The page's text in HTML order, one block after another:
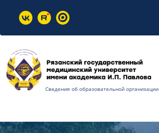
Сведения об образовательной организации